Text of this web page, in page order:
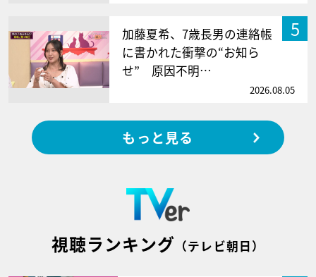
5
加藤夏希、7歳長男の連絡帳
に書かれた衝撃の“お知ら
せ” 原因不明…
2026.08.05
もっと見る
視聴ランキング （テレビ朝日）